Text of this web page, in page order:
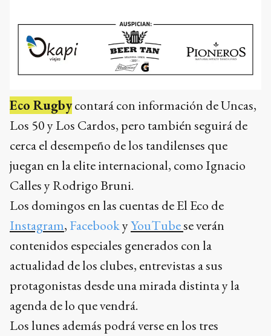
Eco Rugbycontará con información de Uncas,
Los 50 y Los Cardos, pero también seguirá de
cerca el desempeño de los tandilenses que
juegan en la elite internacional, como Ignacio
Calles y Rodrigo Bruni.
Los domingos en las cuentas de El Eco de
Instagram, FacebookyYouTubese verán
contenidos especiales generados con la
actualidad de los clubes, entrevistas a sus
protagonistas desde una mirada distinta y la
agenda de lo que vendrá.
Los lunes además podrá verse en los tres